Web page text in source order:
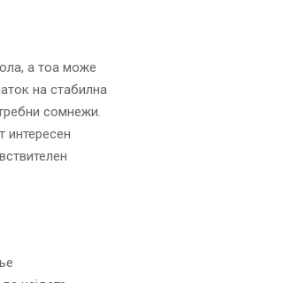
а тоа може
на стабилна
сомнежи.
интересен